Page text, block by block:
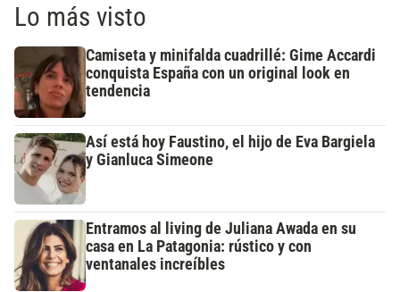
Lo más visto
Camiseta y minifalda cuadrillé: Gime Accardi
conquista España con un original look en
tendencia
Así está hoy Faustino, el hijo de Eva Bargiela
y Gianluca Simeone
Entramos al living de Juliana Awada en su
casa en La Patagonia: rústico y con
ventanales increíbles